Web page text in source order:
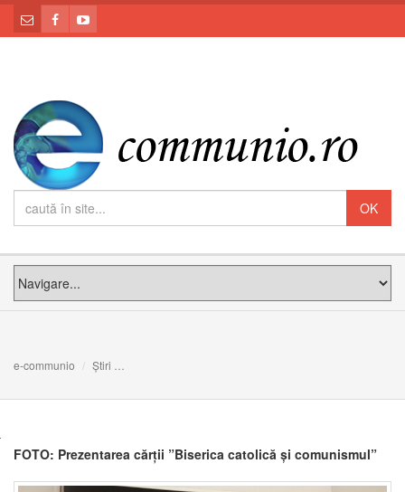
e-communio Știri
FOTO: Prezentarea cărții ”Biserica catolică și comunismul”